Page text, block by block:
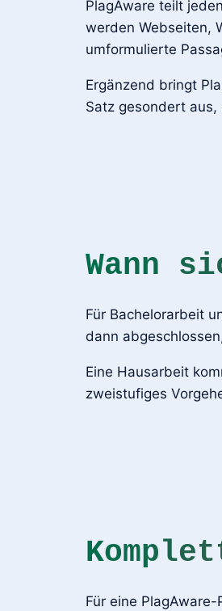
PlagAware teilt
werden Webseiten,
umformulierte
Ergänzend bringt
Satz gesondert
Wann
Für Bachelorarbeit
dann
Eine Hausarbeit
zweistufiges
Für eine